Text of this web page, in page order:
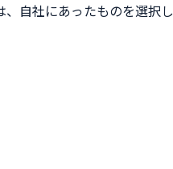
自社にあったものを選択し